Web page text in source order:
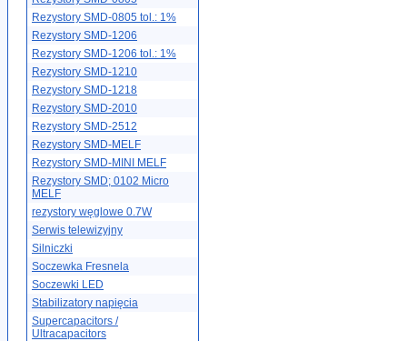
Rezystory SMD-0805 tol.: 1%
Rezystory SMD-1206
Rezystory SMD-1206 tol.: 1%
Rezystory SMD-1210
Rezystory SMD-1218
Rezystory SMD-2010
Rezystory SMD-2512
Rezystory SMD-MELF
Rezystory SMD-MINI MELF
Rezystory SMD; 0102 Micro
MELF
rezystory węglowe 0.7W
Serwis telewizyjny
Silniczki
Soczewka Fresnela
Soczewki LED
Stabilizatory napięcia
Supercapacitors /
Ultracapacitors